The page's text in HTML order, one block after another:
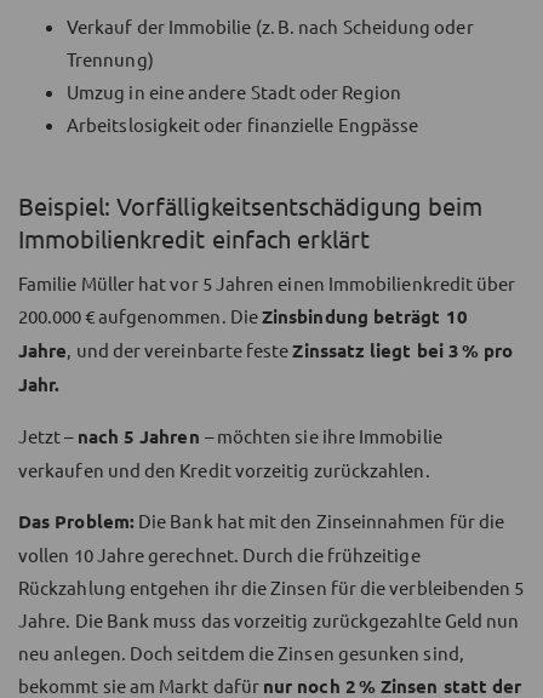
Verkauf der Immobilie (z. B. nach Scheidung oder
Trennung)
Umzug in eine andere Stadt oder Region
Arbeitslosigkeit oder finanzielle Engpässe
Beispiel: Vorfälligkeitsentschädigung beim
Immobilienkredit einfach erklärt
Familie Müller hat vor 5 Jahren einen Immobilienkredit über
200.000 € aufgenommen. DieZinsbindung beträgt 10
Jahre, und der vereinbarte festeZinssatz liegt bei 3 % pro
Jahr.
Jetzt – nach 5 Jahren – möchten sie ihre Immobilie
verkaufen und den Kredit vorzeitig zurückzahlen.
Das Problem: Die Bank hat mit den Zinseinnahmen für die
vollen 10 Jahre gerechnet. Durch die frühzeitige
Rückzahlung entgehen ihr die Zinsen für die verbleibenden 5
Jahre. Die Bank muss das vorzeitig zurückgezahlte Geld nun
neu anlegen. Doch seitdem die Zinsen gesunken sind,
bekommt sie am Markt dafür nur noch 2 % Zinsen statt der